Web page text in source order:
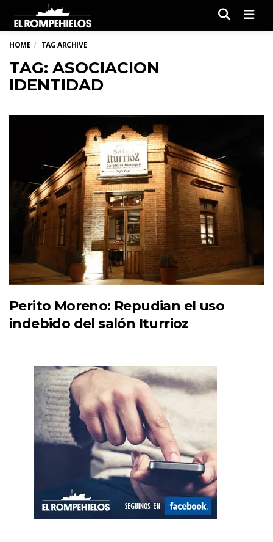
HOME TAG ARCHIVE
TAG: ASOCIACION
IDENTIDAD
Perito Moreno: Repudian el uso
indebido del salón Iturrioz